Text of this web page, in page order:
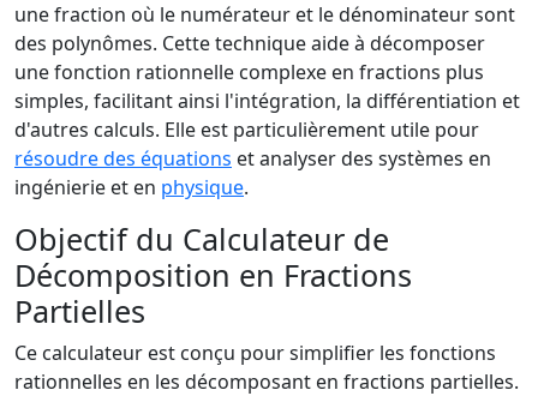
une fraction où le numérateur et le dénominateur sont
des polynômes. Cette technique aide à décomposer
une fonction rationnelle complexe en fractions plus
simples, facilitant ainsi l'intégration, la différentiation et
d'autres calculs. Elle est particulièrement utile pour
résoudre des équations et analyser des systèmes en
ingénierie et en physique.
Objectif du Calculateur de
Décomposition en Fractions
Partielles
Ce calculateur est conçu pour simplifier les fonctions
rationnelles en les décomposant en fractions partielles.